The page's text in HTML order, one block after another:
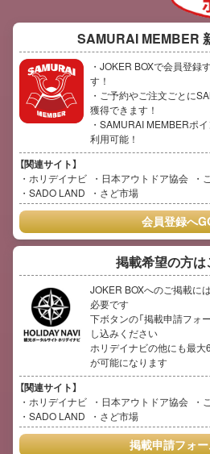
SAMURAI MEMBER
・JOKER BOXで会員登録
す！
・ご予約やご注文ごとに
獲得できます！
・SAMURAI MEMBERポ
利用可能！
【関連サイト】
ホリデイナビ 日本アウトドア協会
SADO LAND
さど市場
会員登録へ
掲載希望の方は
JOKER BOXへのご掲載に
必要です
下ボタンの「掲載申請フォ
し込みください
ホリデイナビの他にも最
が可能になります
【関連サイト】
ホリデイナビ 日本アウトドア協会
SADO LAND
さど市場
掲載申請フォ